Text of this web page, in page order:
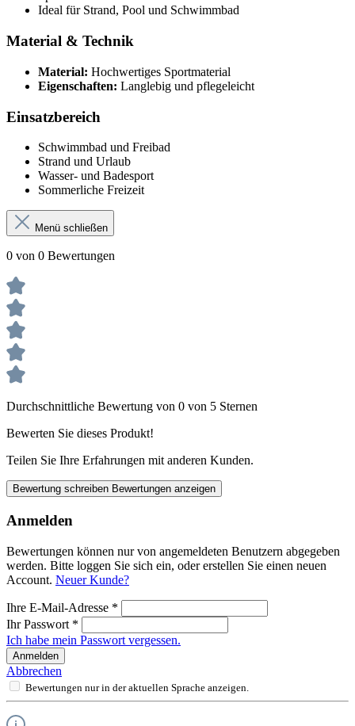
Ideal für Strand, Pool und Schwimmbad
Material & Technik
Material: Hochwertiges Sportmaterial
Eigenschaften: Langlebig und pflegeleicht
Einsatzbereich
Schwimmbad und Freibad
Strand und Urlaub
Wasser- und Badesport
Sommerliche Freizeit
Menü schließen
0 von 0 Bewertungen
Durchschnittliche Bewertung von 0 von 5 Sternen
Bewerten Sie dieses Produkt!
Teilen Sie Ihre Erfahrungen mit anderen Kunden.
Bewertung schreiben Bewertungen anzeigen
Anmelden
Bewertungen können nur von angemeldeten Benutzern abgegeben
werden. Bitte loggen Sie sich ein, oder erstellen Sie einen neuen
Account. Neuer Kunde?
Ihre E-Mail-Adresse *
Ihr Passwort *
Ich habe mein Passwort vergessen.
Anmelden
Abbrechen
Bewertungen nur in der aktuellen Sprache anzeigen.